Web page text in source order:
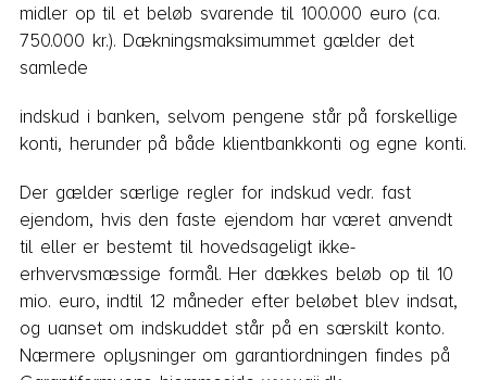
midler op til et beløb svarende til 100.000 euro (ca.
750.000 kr.). Dækningsmaksimummet gælder det
samlede
indskud i banken, selvom pengene står på forskellige
konti, herunder på både klientbankkonti og egne konti.
Der gælder særlige regler for indskud vedr. fast
ejendom, hvis den faste ejendom har været anvendt
til eller er bestemt til hovedsageligt ikke-
erhvervsmæssige formål. Her dækkes beløb op til 10
mio. euro, indtil 12 måneder efter beløbet blev indsat,
og uanset om indskuddet står på en særskilt konto.
Nærmere oplysninger om garantiordningen findes på